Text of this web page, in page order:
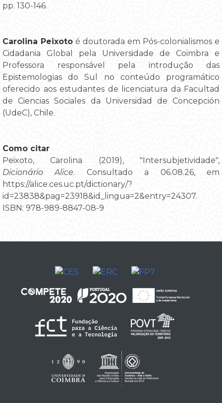
pp. 130-146.
Carolina Peixoto é doutorada em Pós-colonialismos e
Cidadania Global pela Universidade de Coimbra e
Professora responsável pela introdução das
Epistemologias do Sul no conteúdo programático
oferecido aos estudantes de licenciatura da Facultad
de Ciencias Sociales da Universidad de Concepción
(UdeC), Chile.
Como citar
Peixoto, Carolina (2019), "Intersubjetividade",
Dicionário Alice. Consultado a 06.08.26, em
https://alice.ces.uc.pt/dictionary/?
id=23838&pag=23918&id_lingua=2&entry=24307.
ISBN: 978-989-8847-08-9